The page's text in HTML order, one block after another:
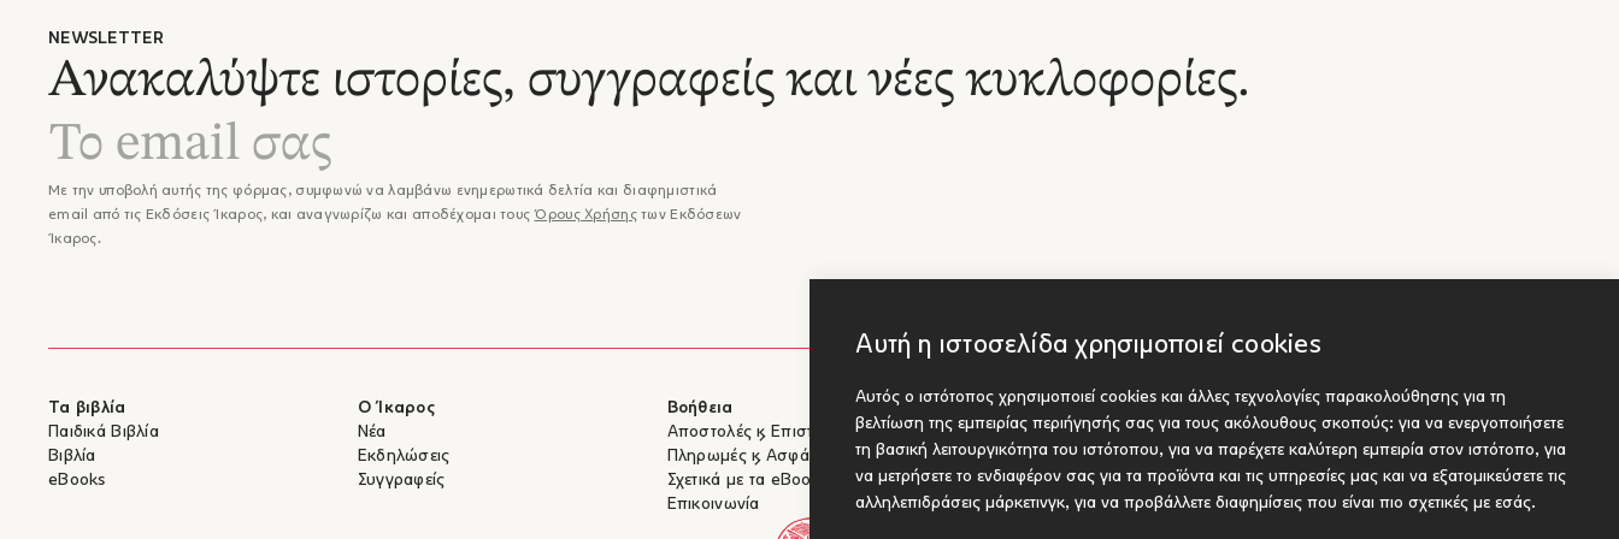
Αυτή η ιστοσελίδα χρησιμοποιεί cookies
Αυτός ο ιστότοπος χρησιμοποιεί cookies και άλλες τεχνολογίες παρακολούθησης για τη
βελτίωση της εμπειρίας περιήγησής σας για τους ακόλουθους σκοπούς:για να ενεργοποιήσετε
τη βασική λειτουργικότητα του ιστότοπου,για να παρέχετε καλύτερη εμπειρία στον ιστότοπο,για
να μετρήσετε το ενδιαφέρον σας για τα προϊόντα και τις υπηρεσίες μας και να εξατομικεύσετε τις
αλληλεπιδράσεις μάρκετινγκ,για να προβάλλετε διαφημίσεις που είναι πιο σχετικές με εσάς.
Χρήστος Γιανναράς
NEWSLETTER
Ανακαλύψτε ιστορίες, συγγραφείς και νέες κυκλοφορίες.
Με την υποβολή αυτής της φόρμας, συμφωνώ να λαμβάνω ενημερωτικά δελτία και διαφημιστικά
email από τις Εκδόσεις Ίκαρος, και αναγνωρίζω και αποδέχομαι τουςΌρους Χρήσηςτων Εκδόσεων
Ίκαρος.
Τα βιβλία
Παιδικά Βιβλία
Βιβλία
eBooks
Ο Ίκαρος
Νέα
Εκδηλώσεις
Συγγραφείς
Βοήθεια
Αποστολές & Επιστροφές
Πληρωμές & Ασφάλεια
Σχετικά με τα eBooks
Επικοινωνία
Για Συγγραφείς
Υποβολή έργου προς έκδοση
Socials